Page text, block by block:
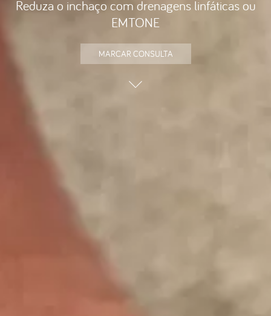
Reduza o inchaço com drenagens linfáticas ou
EMTONE
MARCAR CONSULTA